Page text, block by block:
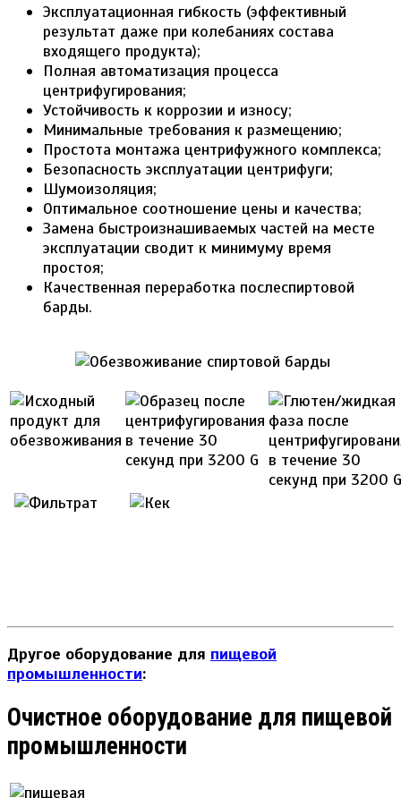
Эксплуатационная гибкость (эффективный
результат даже при колебаниях состава
входящего продукта);
Полная автоматизация процесса
центрифугирования;
Устойчивость к коррозии и износу;
Минимальные требования к размещению;
Простота монтажа центрифужного комплекса;
Безопасность эксплуатации центрифуги;
Шумоизоляция;
Оптимальное соотношение цены и качества;
Замена быстроизнашиваемых частей на месте
эксплуатации сводит к минимуму время
простоя;
Качественная переработка послеспиртовой
барды.
Другое оборудование для пищевой
промышленности:
Очистное оборудование для пищевой
промышленности